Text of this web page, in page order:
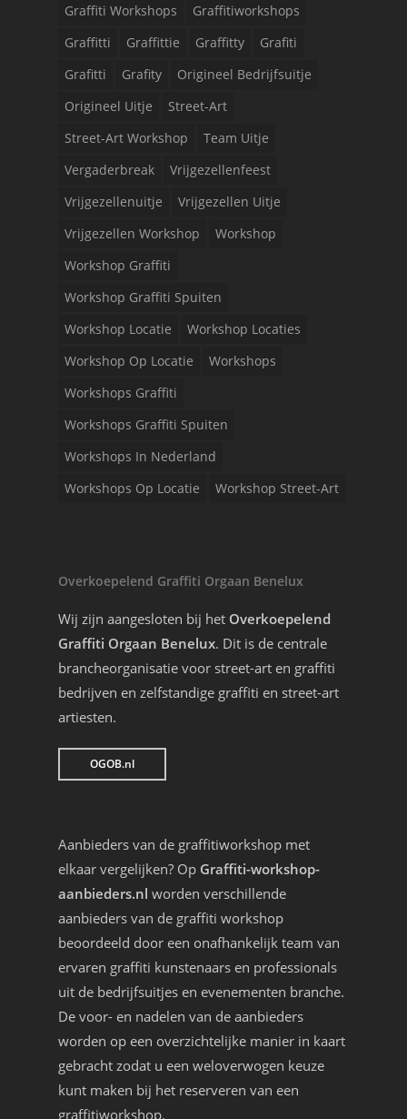
Graffiti Workshops
Graffitiworkshops
Graffitti
Graffittie Graffitty
Grafiti
Grafitti
Grafity
Origineel Bedrijfsuitje
Origineel Uitje
Street-Art
Street-Art Workshop
Team Uitje
Vergaderbreak
Vrijgezellenfeest
Vrijgezellenuitje
Vrijgezellen Uitje
Vrijgezellen Workshop
Workshop
Workshop Graffiti
Workshop Graffiti Spuiten
Workshop Locatie
Workshop Locaties
Workshop Op Locatie
Workshops
Workshops Graffiti
Workshops Graffiti Spuiten
Workshops In Nederland
Workshops Op Locatie
Workshop Street-Art
Overkoepelend Graffiti Orgaan Benelux
Wij zijn aangesloten bij het Overkoepelend
Graffiti Orgaan Benelux. Dit is de centrale
brancheorganisatie voor street-art en graffiti
bedrijven en zelfstandige graffiti en street-art
artiesten.
OGOB.nl
Aanbieders van de graffitiworkshop met
elkaar vergelijken? Op Graffiti-workshop-
aanbieders.nl worden verschillende
aanbieders van de graffiti workshop
beoordeeld door een onafhankelijk team van
ervaren graffiti kunstenaars en professionals
uit de bedrijfsuitjes en evenementen branche.
De voor- en nadelen van de aanbieders
worden op een overzichtelijke manier in kaart
gebracht zodat u een weloverwogen keuze
kunt maken bij het reserveren van een
graffitiworkshop.